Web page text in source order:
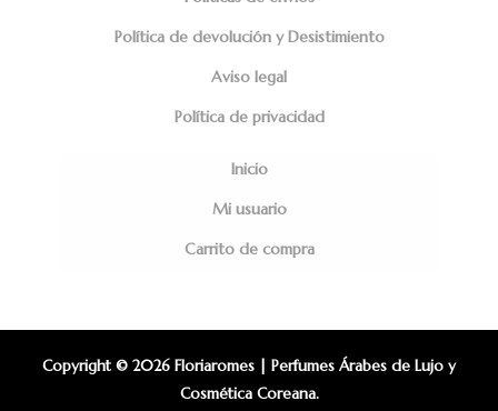
Política de devolución y Desistimiento
Aviso legal
Política de privacidad
Inicio
Mi usuario
Carrito de compra
Copyright © 2026 Floriaromes | Perfumes Árabes de Lujo y
Cosmética Coreana.